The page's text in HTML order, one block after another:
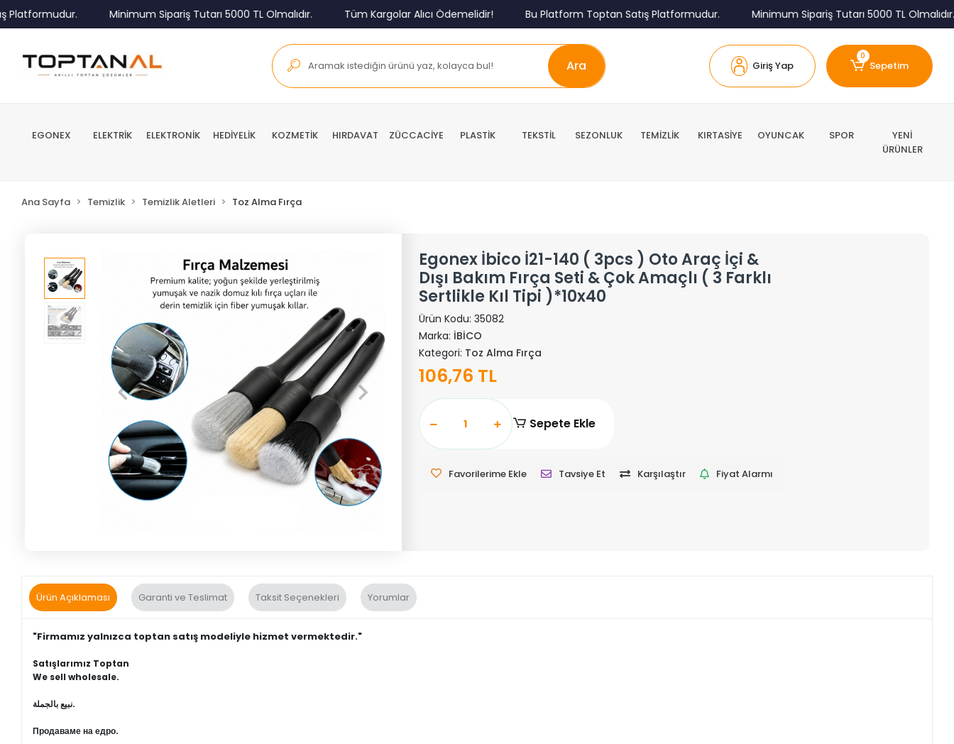
Minimum Sipariş Tutarı 5000 TL Olmalıdır. Tüm Kargolar Alıcı Ödemelidir! Bu Platform Toptan Satış Platformudur. Minimum Sipariş Tutarı 5000 TL Olmalıdır.
Ara Giriş Yap
0
Sepetim
EGONEX ELEKTRİK ELEKTRONİK HEDİYELİK KOZMETİK HIRDAVAT ZÜCCACİYE PLASTİK TEKSTİL SEZONLUK TEMİZLİK KIRTASİYE OYUNCAK SPOR
YENİ
ÜRÜNLER
Ana Sayfa Temizlik Temizlik Aletleri Toz Alma Fırça
Egonex İbico İ21-140 ( 3pcs ) Oto Araç İçi &
Dışı Bakım Fırça Seti & Çok Amaçlı ( 3 Farklı
Sertlikle Kıl Tipi )*10x40
Ürün Kodu: 35082
Marka: İBİCO
Kategori: Toz Alma Fırça
106,76 TL
Sepete Ekle
Favorilerime Ekle Tavsiye Et Karşılaştır Fiyat Alarmı
Ürün Açıklaması Garanti ve Teslimat Taksit Seçenekleri Yorumlar
"Firmamız yalnızca toptan satış modeliyle hizmet vermektedir."
Satışlarımız Toptan
We sell wholesale.
نبيع بالجملة.
Продаваме на едро.